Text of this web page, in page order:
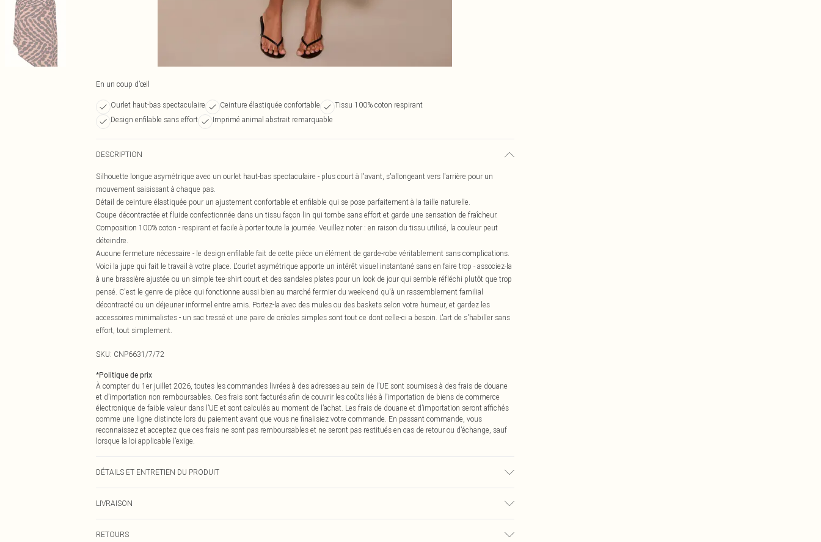
En un coup d’œil
Ourlet haut-bas spectaculaire Ceinture élastiquée confortable
Tissu 100% coton respirant
Design enfilable sans effort
Imprimé animal abstrait remarquable
DESCRIPTION
Silhouette longue asymétrique avec un ourlet haut-bas spectaculaire - plus court à l'avant, s'allongeant vers l'arrière pour un
mouvement saisissant à chaque pas.
Détail de ceinture élastiquée pour un ajustement confortable et enfilable qui se pose parfaitement à la taille naturelle.
Coupe décontractée et fluide confectionnée dans un tissu façon lin qui tombe sans effort et garde une sensation de fraîcheur.
Composition 100% coton - respirant et facile à porter toute la journée. Veuillez noter : en raison du tissu utilisé, la couleur peut
déteindre.
Aucune fermeture nécessaire - le design enfilable fait de cette pièce un élément de garde-robe véritablement sans complications.
Voici la jupe qui fait le travail à votre place. L'ourlet asymétrique apporte un intérêt visuel instantané sans en faire trop - associez-la
à une brassière ajustée ou un simple tee-shirt court et des sandales plates pour un look de jour qui semble réfléchi plutôt que trop
pensé. C'est le genre de pièce qui fonctionne aussi bien au marché fermier du week-end qu'à un rassemblement familial
décontracté ou un déjeuner informel entre amis. Portez-la avec des mules ou des baskets selon votre humeur, et gardez les
accessoires minimalistes - un sac tressé et une paire de créoles simples sont tout ce dont celle-ci a besoin. L'art de s'habiller sans
effort, tout simplement.
SKU: CNP6631/7/72
*Politique de prix
À compter du 1er juillet 2026, toutes les commandes livrées à des adresses au sein de l’UE sont soumises à des frais de douane
et d’importation non remboursables. Ces frais sont facturés afin de couvrir les coûts liés à l’importation de biens de commerce
électronique de faible valeur dans l’UE et sont calculés au moment de l’achat. Les frais de douane et d’importation seront affichés
comme une ligne distincte lors du paiement avant que vous ne finalisiez votre commande. En passant commande, vous
reconnaissez et acceptez que ces frais ne sont pas remboursables et ne seront pas restitués en cas de retour ou d’échange, sauf
lorsque la loi applicable l’exige.
DÉTAILS ET ENTRETIEN DU PRODUIT
LIVRAISON
RETOURS